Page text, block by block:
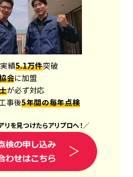
績5.1万件突破
会に加盟
が必ず対応
事後5年間の毎年点検
リを見つけたらアリプロへ！／